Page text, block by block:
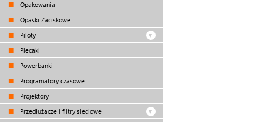
Opakowania
Opaski Zaciskowe
Piloty
Plecaki
Powerbanki
Programatory czasowe
Projektory
Przedłużacze i filtry sieciowe